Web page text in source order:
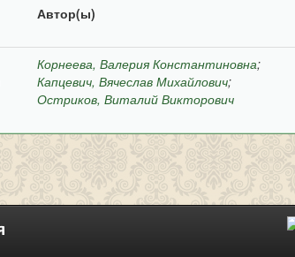
Автор(ы)
Корнеева, Валерия Константиновна;
Капцевич, Вячеслав Михайлович;
Остриков, Виталий Викторович